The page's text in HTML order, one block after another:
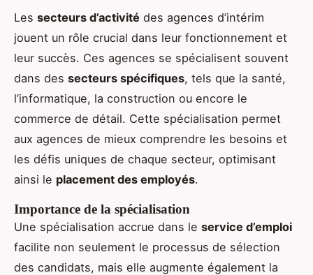
Les secteurs d’activité des agences d’intérim
jouent un rôle crucial dans leur fonctionnement et
leur succès. Ces agences se spécialisent souvent
dans des secteurs spécifiques, tels que la santé,
l’informatique, la construction ou encore le
commerce de détail. Cette spécialisation permet
aux agences de mieux comprendre les besoins et
les défis uniques de chaque secteur, optimisant
ainsi le placement des employés.
Importance de la spécialisation
Une spécialisation accrue dans le service d’emploi
facilite non seulement le processus de sélection
des candidats, mais elle augmente également la